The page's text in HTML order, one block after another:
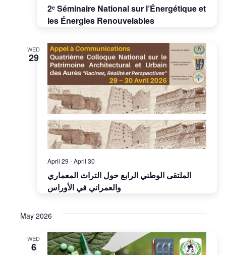
2ᵉ Séminaire National sur l’Énergétique et
les Énergies Renouvelables
WED
29
الملتقى الوطني الرابع حول التراث المعماري
والعمراني في الأوراس
April 29 -April 30
May 2026
WED
6